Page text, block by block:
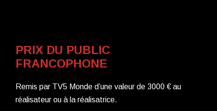
PRIX DU PUBLIC
FRANCOPHONE
Remis par TV5 Monde d’une valeur de 3000 € au
réalisateur ou à la réalisatrice.